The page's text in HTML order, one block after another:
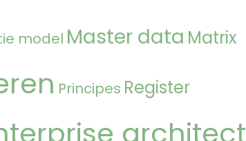
model Master data Matrix
Principes Register